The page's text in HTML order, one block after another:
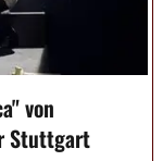
von
Stuttgart